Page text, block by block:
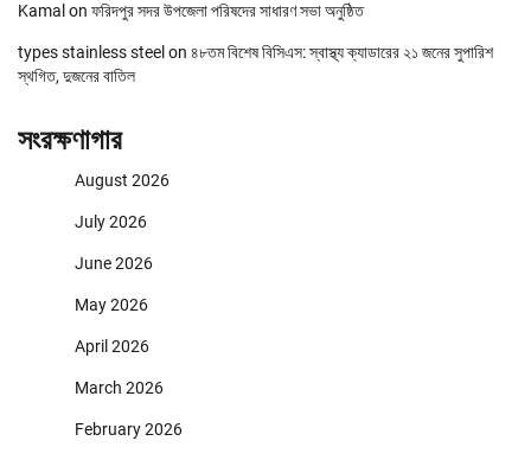
Kamal on ফরিদপুর সদর উপজেলা পরিষদের সাধারণ সভা অনুষ্ঠিত
types stainless steel on ৪৮তম বিশেষ বিসিএস: স্বাস্থ্য ক্যাডারের ২১ জনের সুপারিশ
স্থগিত, দুজনের বাতিল
সংরক্ষণাগার
August 2026
July 2026
June 2026
May 2026
April 2026
March 2026
February 2026